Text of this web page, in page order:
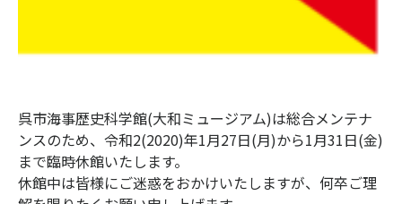
呉市海事歴史科学館(大和ミュージアム)は総合メンテナ
ンスのため、令和2(2020)年1月27日(月)から1月31日(金)
まで臨時休館いたします。
休館中は皆様にご迷惑をおかけいたしますが、何卒ご理